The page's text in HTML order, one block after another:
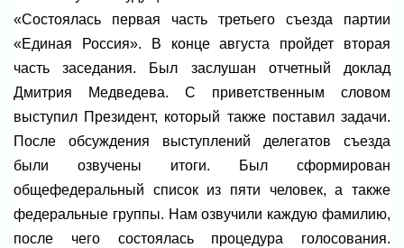
«Состоялась первая часть третьего съезда партии
«Единая Россия». В конце августа пройдет вторая
часть заседания. Был заслушан отчетный доклад
Дмитрия Медведева. С приветственным словом
выступил Президент, который также поставил задачи.
После обсуждения выступлений делегатов съезда
были озвучены итоги. Был сформирован
общефедеральный список из пяти человек, а также
федеральные группы. Нам озвучили каждую фамилию,
после чего состоялась процедура голосования.